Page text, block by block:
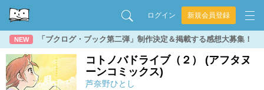
ログイン 新規会員登録
NEW 「ブクログ・ブック第二弾」制作決定＆掲載する感想大募集！
コトノバドライブ（２） (アフタヌ
ーンコミックス)
芦奈野ひとし